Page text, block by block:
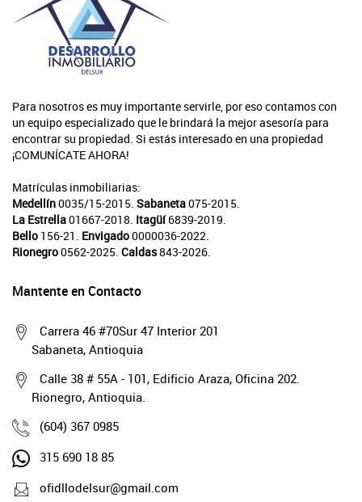
Para nosotros es muy importante servirle, por eso contamos con
un equipo especializado que le brindará la mejor asesoría para
encontrar su propiedad. Si estás interesado en una propiedad
¡COMUNÍCATE AHORA!
Matrículas inmobiliarias:
Medellín0035/15-2015. Sabaneta075-2015.
La Estrella01667-2018. Itagüí6839-2019.
Bello 156-21. Envigado0000036-2022.
Rionegro0562-2025. Caldas843-2026.
Mantente en Contacto
Carrera 46 #70Sur 47 Interior 201
Sabaneta, Antioquia
Calle 38 # 55A - 101, Edificio Araza, Oficina 202.
Rionegro, Antioquia.
(604) 367 0985
315 690 18 85
ofidllodelsur@gmail.com